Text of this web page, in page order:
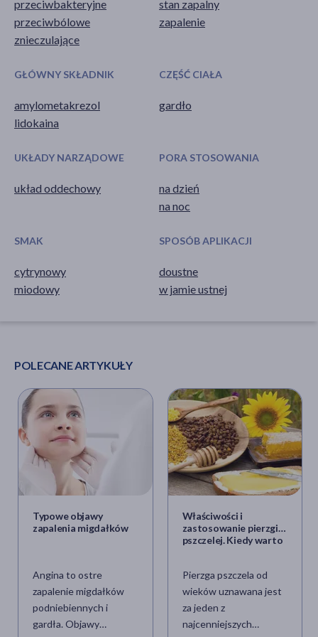
przeciwbakteryjne
przeciwbólowe
znieczulające
stan zapalny
zapalenie
GŁÓWNY SKŁADNIK
amylometakrezol
lidokaina
CZĘŚĆ CIAŁA
gardło
UKŁADY NARZĄDOWE
układ oddechowy
PORA STOSOWANIA
na dzień
na noc
SMAK
cytrynowy
miodowy
SPOSÓB APLIKACJI
doustne
w jamie ustnej
POLECANE ARTYKUŁY
Typowe objawy
zapalenia migdałków
Angina to ostre
zapalenie migdałków
podniebiennych i
gardła. Objawy
Właściwości i
zastosowanie pierzgi
pszczelej. Kiedy warto
Pierzga pszczela od
wieków uznawana jest
za jeden z
najcenniejszych